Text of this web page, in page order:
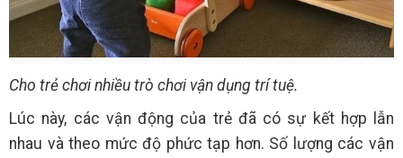
Cho trẻ chơi nhiều trò chơi vận dụng trí tuệ.
Lúc này, các vận động của trẻ đã có sự kết hợp lẫn
nhau và theo mức độ phức tạp hơn. Số lượng các vận